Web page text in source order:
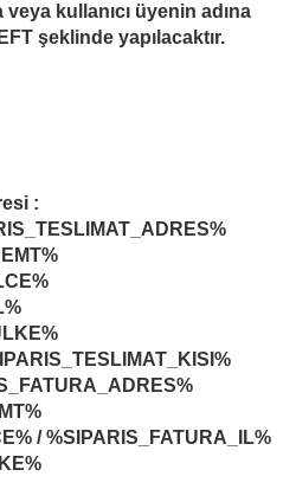
kullanıcı üyenin adına
şeklinde yapılacaktır.
:
/ %SIPARIS_FATURA_IL%